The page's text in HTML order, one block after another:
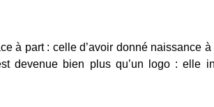
à part : celle d’avoir donné naissance
devenue bien plus qu’un logo : elle